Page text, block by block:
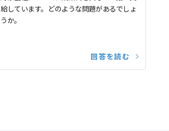
給しています。どのような問題があるでしょ
うか。
回答を読む